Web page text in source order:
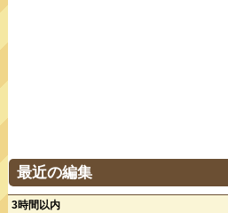
最近の編集
3時間以内